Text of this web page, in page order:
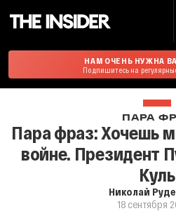
НАМ ОЧЕНЬ НУЖНА
Подпишитесь на
ПАРА
Пара фраз: Хочешь
войне. Президент
Куль
Николай
18 сентября